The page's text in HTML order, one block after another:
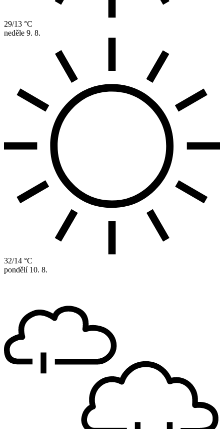
29/13 °C
neděle 9. 8.
32/14 °C
pondělí 10. 8.